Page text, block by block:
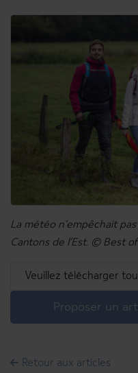
La météo n’empêchait
Cantons de l’Est. © Best
Veuillez télécharger
Proposer un
Retour aux articles